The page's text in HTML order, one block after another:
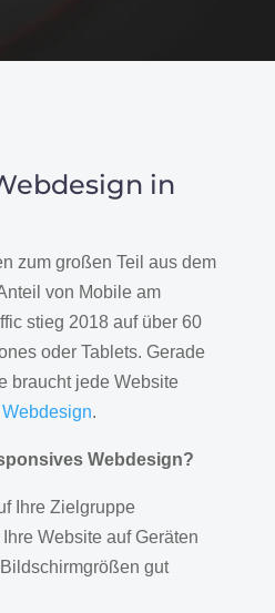
in
zum großen Teil aus dem
von Mobile am
stieg 2018 auf über 60
oder Tablets. Gerade
braucht jede Website
.
Webdesign?
Ihre Zielgruppe
Website auf Geräten
gut